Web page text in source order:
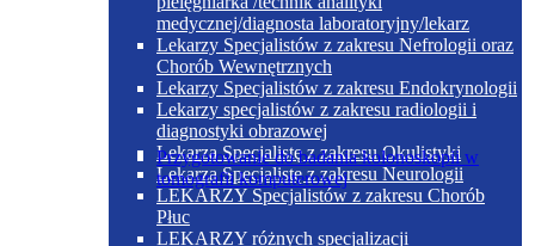
medycznej/diagnosta laboratoryjny/lekarz
Lekarzy Specjalistów z zakresu Nefrologii oraz
Chorób Wewnętrznych
Lekarzy Specjalistów z zakresu Endokrynologii
Lekarzy specjalistów z zakresu radiologii i
diagnostyki obrazowej
Lekarza Specjalistę z zakresu Okulistyki
Lekarza Specjalistę z zakresu Neurologii
LEKARZY Specjalistów z zakresu Chorób
Płuc
LEKARZY różnych specjalizacji
Przygotowanie do badania kolonoskopii w
tomografii komputerowej